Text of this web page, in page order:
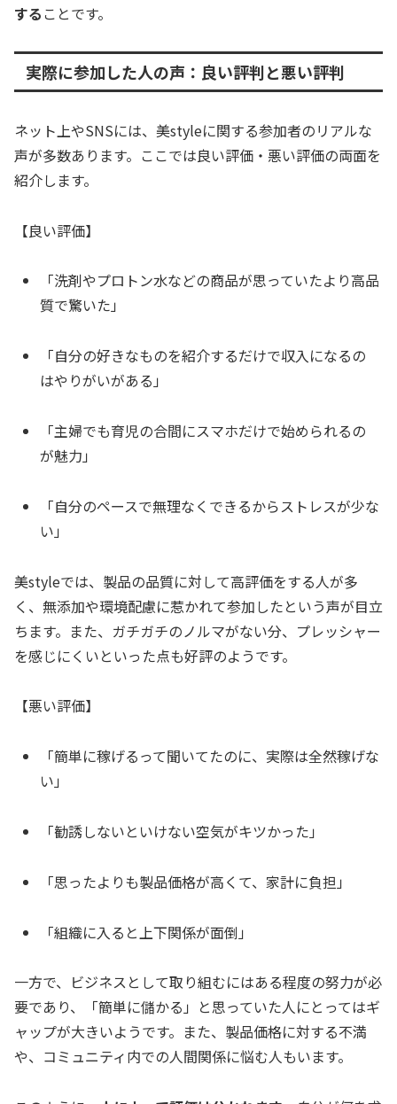
する ことです。
実際に参加した人の声：良い評判と悪い評判
ネット上やSNSには、美styleに関する参加者のリアルな
声が多数あります。ここでは良い評価・悪い評価の両面を
紹介します。
【良い評価】
「洗剤やプロトン水などの商品が思っていたより高品
質で驚いた」
「自分の好きなものを紹介するだけで収入になるの
はやりがいがある」
「主婦でも育児の合間にスマホだけで始められるの
が魅力」
「自分のペースで無理なくできるからストレスが少な
い」
美styleでは、製品の品質に対して高評価をする人が多
く、無添加や環境配慮に惹かれて参加したという声が目立
ちます。また、ガチガチのノルマがない分、プレッシャー
を感じにくいといった点も好評のようです。
【悪い評価】
「簡単に稼げるって聞いてたのに、実際は全然稼げな
い」
「勧誘しないといけない空気がキツかった」
「思ったよりも製品価格が高くて、家計に負担」
「組織に入ると上下関係が面倒」
一方で、ビジネスとして取り組むにはある程度の努力が必
要であり、「簡単に儲かる」と思っていた人にとってはギ
ャップが大きいようです。また、製品価格に対する不満
や、コミュニティ内での人間関係に悩む人もいます。